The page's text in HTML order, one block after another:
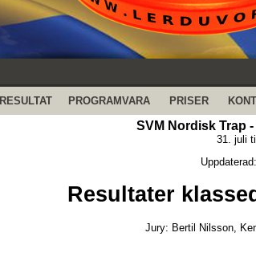
RESULTAT PROGRAMVARA PRISER
SVM Nordisk Trap
31. juli
Resultater
Jury: Bertil Nilsson,